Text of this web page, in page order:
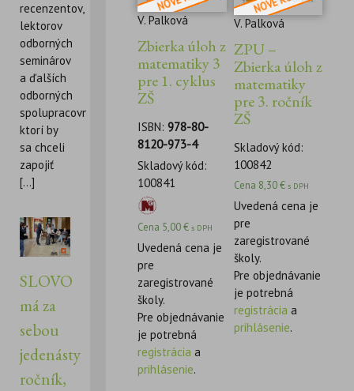
recenzentov,
lektorov
odborných
seminárov
a ďalších
odborných
spolupracovníkov,
ktorí by
sa chceli
zapojiť
[...]
SLOVO
má za
sebou
jedenásty
ročník,
V. Palková
Zbierka úloh z
matematiky 3
pre 1. cyklus
ZŠ
ISBN:978-80-
8120-973-4
Skladový kód:
100841
Cena 5,00€ s DPH
Uvedená cena je
pre
zaregistrované
školy.
Pre objednávanie
je potrebná
registrácia a
prihlásenie.
V. Palková
ZPU –
Zbierka úloh z
matematiky
pre 3. ročník
ZŠ
Skladový kód:
100842
Cena 8,30€ s DPH
Uvedená cena je
pre
zaregistrované
školy.
Pre objednávanie
je potrebná
registrácia a
prihlásenie.